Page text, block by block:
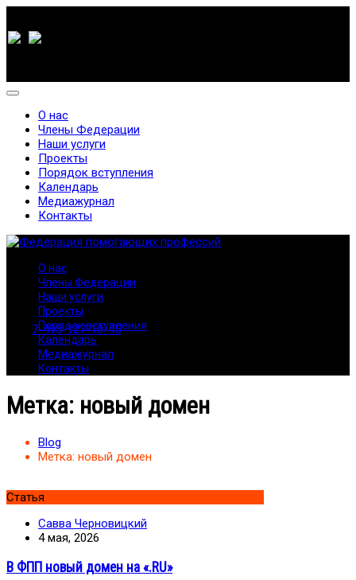
7-495-127-10-45
О нас
Члены Федерации
Наши услуги
Проекты
Порядок вступления
Календарь
Медиажурнал
Контакты
О нас
Члены Федерации
Наши услуги
Проекты
Порядок вступления
Календарь
Медиажурнал
Контакты
Метка: новый домен
Blog
Метка: новый домен
Статья
Савва Черновицкий
4 мая, 2026
В ФПП новый домен на «.RU»